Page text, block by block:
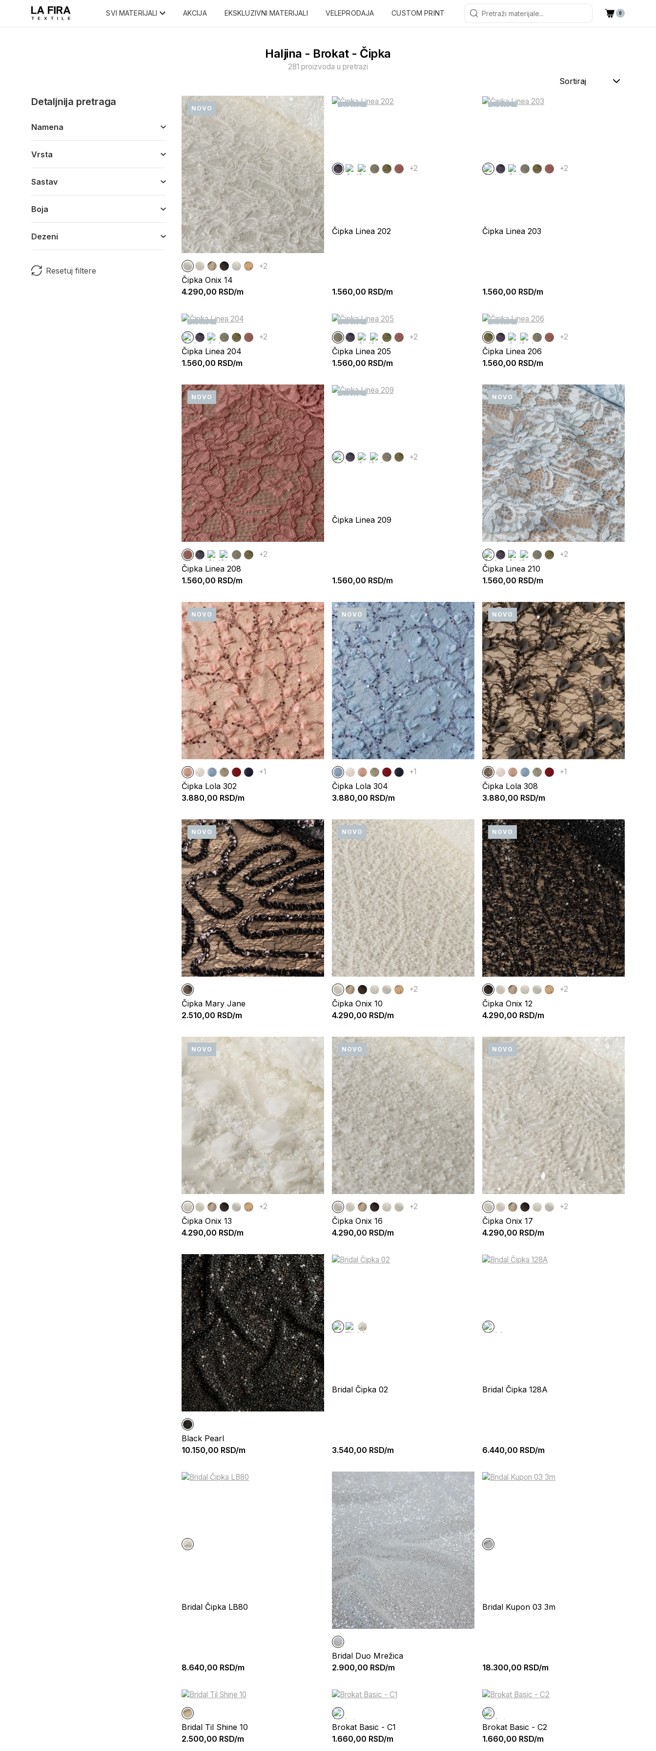
SVI MATERIJALI AKCIJA EKSKLUZIVNI MATERIJALI VELEPRODAJA CUSTOM PRINT 0
Haljina - Brokat - Čipka
281 proizvoda u pretrazi
Sortiraj
Detaljnija pretraga
Namena
Vrsta
Sastav
Boja
Dezeni
Resetuj filtere
NOVO
+2
Čipka Onix 14
4.290,00 RSD/m
NOVO
+2
Čipka Linea 202
1.560,00 RSD/m
NOVO
+2
Čipka Linea 203
1.560,00 RSD/m
NOVO
+2
Čipka Linea 204
1.560,00 RSD/m
NOVO
+2
Čipka Linea 205
1.560,00 RSD/m
NOVO
+2
Čipka Linea 206
1.560,00 RSD/m
NOVO
+2
Čipka Linea 208
1.560,00 RSD/m
NOVO
+2
Čipka Linea 209
1.560,00 RSD/m
NOVO
+2
Čipka Linea 210
1.560,00 RSD/m
NOVO
+1
Čipka Lola 302
3.880,00 RSD/m
NOVO
+1
Čipka Lola 304
3.880,00 RSD/m
NOVO
+1
Čipka Lola 308
3.880,00 RSD/m
NOVO
Čipka Mary Jane
2.510,00 RSD/m
NOVO
+2
Čipka Onix 10
4.290,00 RSD/m
NOVO
+2
Čipka Onix 12
4.290,00 RSD/m
NOVO
+2
Čipka Onix 13
4.290,00 RSD/m
NOVO
+2
Čipka Onix 16
4.290,00 RSD/m
NOVO
+2
Čipka Onix 17
4.290,00 RSD/m
Black Pearl
10.150,00 RSD/m
Bridal Čipka 02
3.540,00 RSD/m
Bridal Čipka 128A
6.440,00 RSD/m
Bridal Čipka LB80
8.640,00 RSD/m
Bridal Duo Mrežica
2.900,00 RSD/m
Bridal Kupon 03 3m
18.300,00 RSD/m
Bridal Til Shine 10
2.500,00 RSD/m
Brokat Basic - C1
1.660,00 RSD/m
Brokat Basic - C2
1.660,00 RSD/m